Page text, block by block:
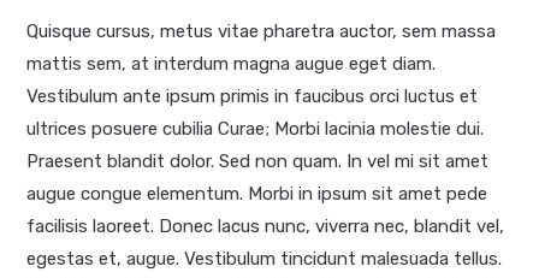
Quisque cursus, metus vitae pharetra auctor, sem massa
mattis sem, at interdum magna augue eget diam.
Vestibulum ante ipsum primis in faucibus orci luctus et
ultrices posuere cubilia Curae; Morbi lacinia molestie dui.
Praesent blandit dolor. Sed non quam. In vel mi sit amet
augue congue elementum. Morbi in ipsum sit amet pede
facilisis laoreet. Donec lacus nunc, viverra nec, blandit vel,
egestas et, augue. Vestibulum tincidunt malesuada tellus.